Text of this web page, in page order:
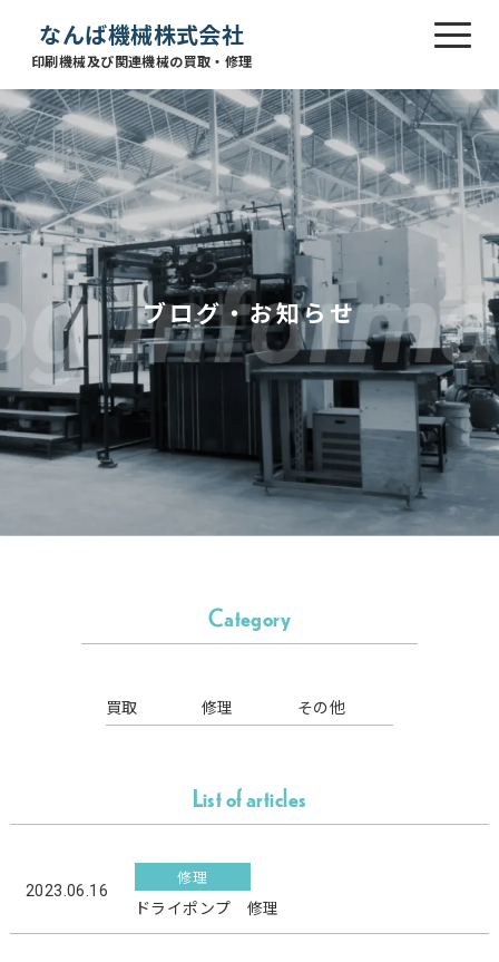
なんば機械株式会社
印刷機械及び関連機械の買取・修理
ブログ・お知らせ
Category
買取 修理 その他
List of articles
2023.06.16
修理
ドライポンプ 修理